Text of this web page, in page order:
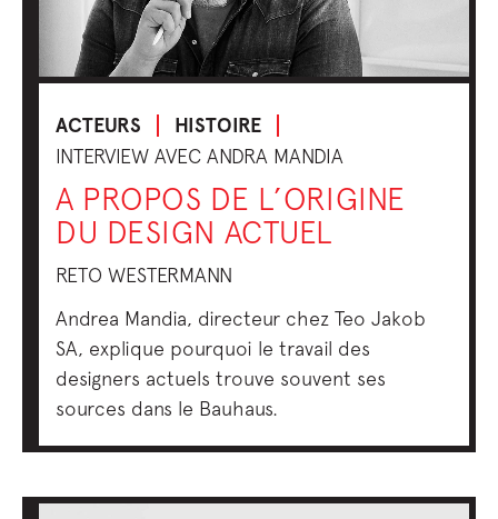
ACTEURS HISTOIRE
INTERVIEW AVEC ANDRA MANDIA
A PROPOS DE L’ORIGINE
DU DESIGN ACTUEL
RETO WESTERMANN
Andrea Mandia, directeur chez Teo Jakob
SA, explique pourquoi le travail des
designers actuels trouve souvent ses
sources dans le Bauhaus.